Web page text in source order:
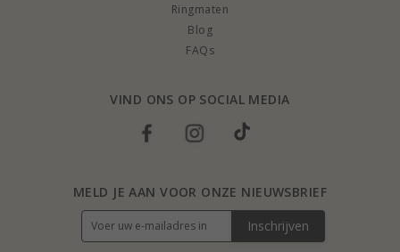
Ringmaten
Blog
FAQs
VIND ONS OP SOCIAL MEDIA
MELD JE AAN VOOR ONZE NIEUWSBRIEF
Inschrijven